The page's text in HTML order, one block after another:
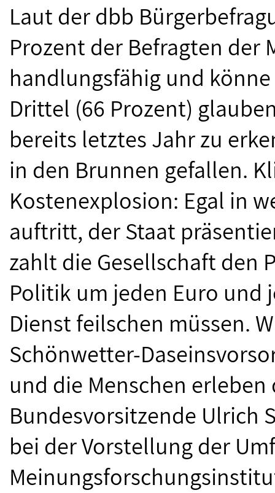
Laut der dbb
Prozent der Befragten der
handlungsfähig und
Drittel (66 Prozent)
bereits letztes Jahr zu
in den Brunnen gefallen.
Kostenexplosion: Egal in
auftritt, der Staat
zahlt die Gesellschaft den
Politik um jeden Euro
Dienst feilschen müssen.
Schönwetter-
und die Menschen erleben
Bundesvorsitzende Ulrich
bei der Vorstellung der